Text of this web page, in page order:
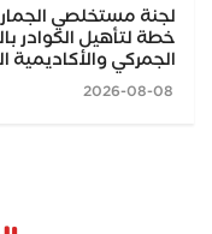
لجنة مستخلصي
خطة لتأهيل الكوادر
الجمركي والأكاديمية